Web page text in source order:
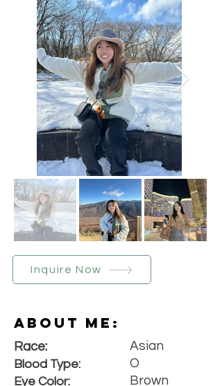
Inquire Now
About Me:
Race:
Blood Type:
Eye Color:
Asian
O
Brown